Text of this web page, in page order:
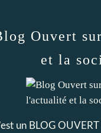
Ouvert
et la
un BLOG